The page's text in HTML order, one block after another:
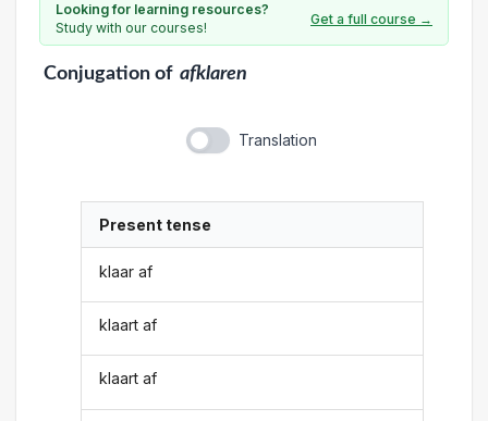
Looking for learning resources?
Study with our courses!
Get a full course →
Conjugationof afklaren
Translation
Present tense
klaar af
klaart af
klaart af